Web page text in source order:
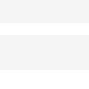
fick ta emot